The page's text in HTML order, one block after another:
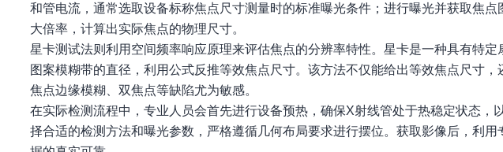
和管电流，通常选取设备标称焦点尺寸测量时的标准曝光条件；进行曝光并获取焦
大倍率，计算出实际焦点的物理尺寸。
星卡测试法则利用空间频率响应原理来评估焦点的分辨率特性。星卡是一种具有特
图案模糊带的直径，利用公式反推等效焦点尺寸。该方法不仅能给出等效焦点尺寸
焦点边缘模糊、双焦点等缺陷尤为敏感。
在实际检测流程中，专业人员会首先进行设备预热，确保X射线管处于热稳定状态
择合适的检测方法和曝光参数，严格遵循几何布局要求进行摆位。获取影像后，利